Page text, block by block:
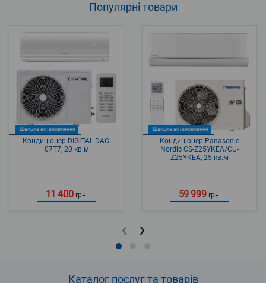
Популярні товари
Швидке встановлення
Кондиціонер DIGITAL DAC-
07T7, 20 кв.м
11 400 грн.
Швидке встановлення
Кондиціонер Panasonic
Nordic CS-Z25YKEA/CU-
Z25YKEA, 25 кв.м
59 999 грн.
‹ ›
Каталог послуг та товарів